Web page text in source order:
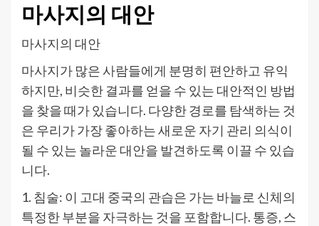
마사지의 대안
마사지의 대안
마사지가 많은 사람들에게 분명히 편안하고 유익
하지만, 비슷한 결과를 얻을 수 있는 대안적인 방법
을 찾을 때가 있습니다. 다양한 경로를 탐색하는 것
은 우리가 가장 좋아하는 새로운 자기 관리 의식이
될 수 있는 놀라운 대안을 발견하도록 이끌 수 있습
니다.
1. 침술: 이 고대 중국의 관습은 가는 바늘로 신체의
특정한 부분을 자극하는 것을 포함합니다. 통증, 스